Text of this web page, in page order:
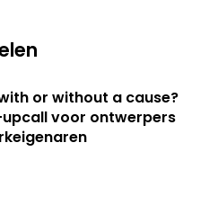
or without a cause?
voor ontwerpers